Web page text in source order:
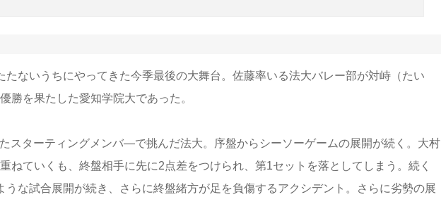
たないうちにやってきた今季最後の大舞台。佐藤率いる法大バレー部が対峙（たい
勝を果たした愛知学院大であった。
スターティングメンバ―で挑んだ法大。序盤からシーソーゲームの展開が続く。大村
ねていくも、終盤相手に先に2点差をつけられ、第1セットを落としてしまう。続く
うな試合展開が続き、さらに終盤緒方が足を負傷するアクシデント。さらに劣勢の展